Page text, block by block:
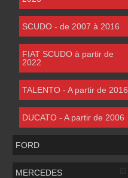
SCUDO - de 2007 à 2016
FIAT SCUDO à partir de
2022
TALENTO - A partir de 2016
DUCATO - A partir de 2006
FORD
MERCEDES